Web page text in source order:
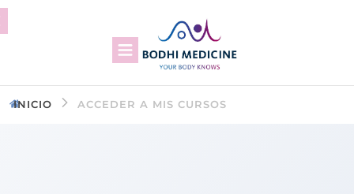
INICIO ACCEDER A MIS CURSOS